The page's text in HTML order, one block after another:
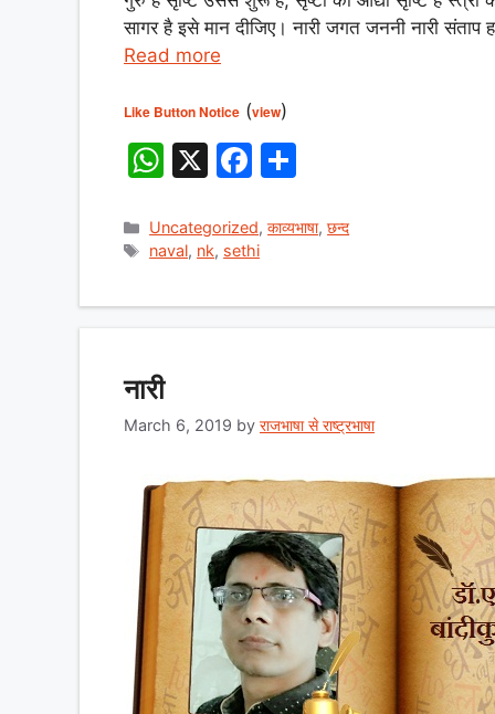
A
p
p
b
o
k
सागर है इसे मान दीजिए। नारी जगत जननी नारी संताप
Read more
Like Button Notice (view)
W
at
s
A
p
X
F
c
e
b
ar
Categories
Uncategorized,काव्यभाषा,छन्द
Tags
naval, nk, sethi
नारी
March 6, 2019 by राजभाषा से राष्ट्रभाषा